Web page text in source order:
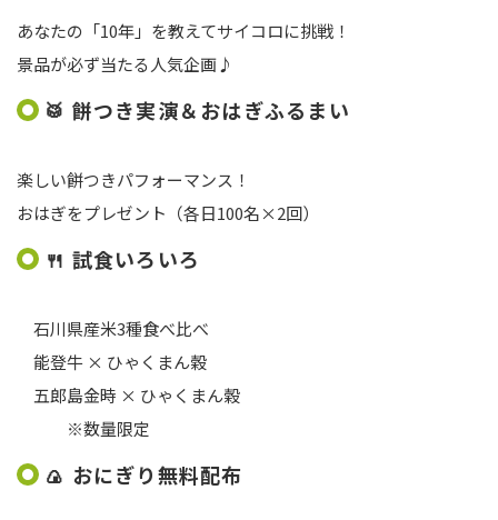
あなたの「10年」を教えてサイコロに挑戦！
景品が必ず当たる人気企画♪
🥁 餅つき実演＆おはぎふるまい
楽しい餅つきパフォーマンス！
おはぎをプレゼント（各日100名×2回）
🍴 試食いろいろ
石川県産米3種食べ比べ
能登牛 × ひゃくまん穀
五郎島金時 × ひゃくまん穀
※数量限定
🍙 おにぎり無料配布